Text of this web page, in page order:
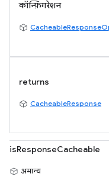
कॉन्फ़िगरेशन
returns
CacheableResponse
isResponseCacheable
अमान्य